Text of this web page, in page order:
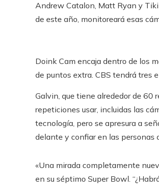
Andrew Catalon, Matt Ryan y
de este año, monitoreará esas
Doink Cam encaja dentro de los
de puntos extra. CBS tendrá tres
Galvin, que tiene alrededor de 60
repeticiones usar, incluidas las
tecnología, pero se apresura a
delante y confiar en las personas
«Una mirada completamente
en su séptimo Super Bowl.